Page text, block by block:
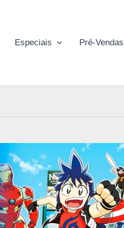
Especiais Pré-Vendas